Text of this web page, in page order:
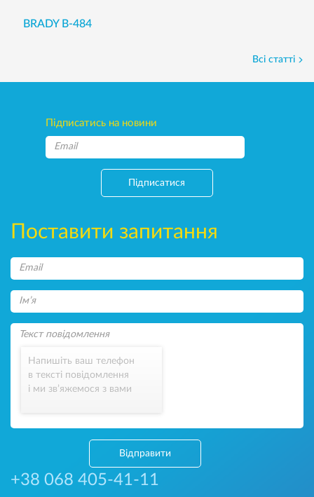
BRADY B-484
Всі статті
Підписатись на новини
Підписатися
Поставити запитання
Напишіть ваш телефон
в тексті повідомлення
і ми зв’яжемося з вами
Відправити
+38 068 405-41-11